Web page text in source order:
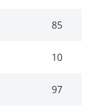
85
10
97